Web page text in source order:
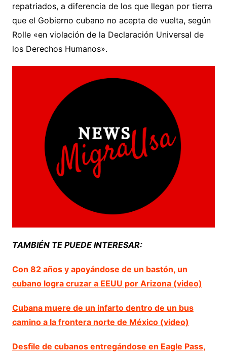
repatriados, a diferencia de los que llegan por tierra
que el Gobierno cubano no acepta de vuelta, según
Rolle «en violación de la Declaración Universal de
los Derechos Humanos».
TAMBIÉN TE PUEDE INTERESAR:
Con 82 años y apoyándose de un bastón, un
cubano logra cruzar a EEUU por Arizona (video)
Cubana muere de un infarto dentro de un bus
camino a la frontera norte de México (video)
Desfile de cubanos entregándose en Eagle Pass,